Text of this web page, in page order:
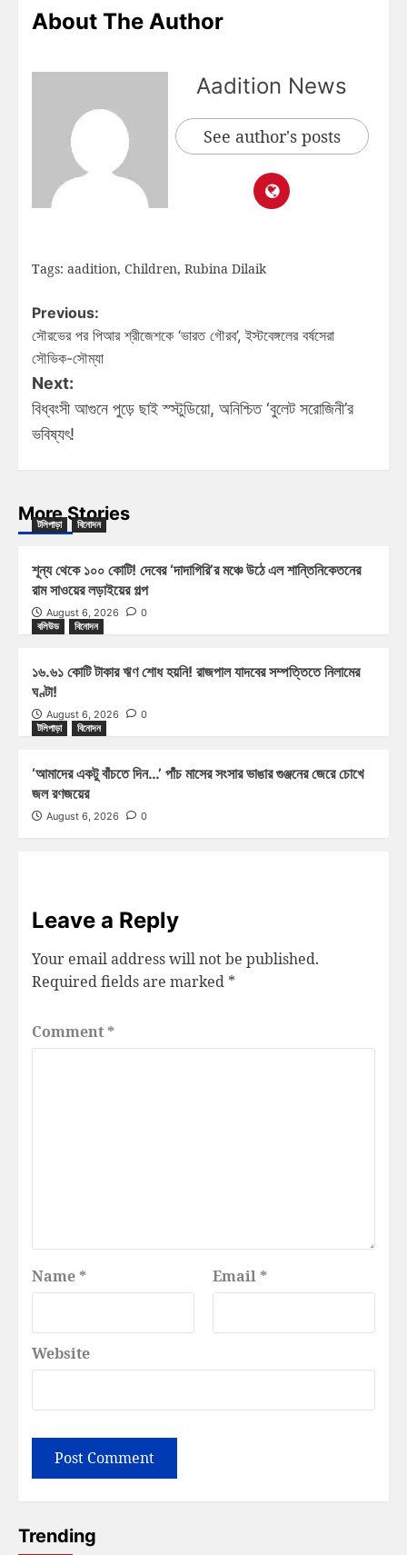
About The Author
Aadition News
See author's posts
Tags: aadition, Children, Rubina Dilaik
Previous:
সৌরভের পর পিআর শ্রীজেশকে ‘ভারত গৌরব’, ইস্টবেঙ্গলের বর্ষসেরা
সৌভিক-সৌম্যা
Next:
বিধ্বংসী আগুনে পুড়ে ছাই স্স্টুডিয়ো, অনিশ্চিত ‘বুলেট সরোজিনী’র
ভবিষ্যৎ!
More Stories
টলিপাড়া বিনোদন
শূন্য থেকে ১০০ কোটি! দেবের ‘দাদাগিরি’র মঞ্চে উঠে এল শান্তিনিকেতনের
রাম সাওয়ের লড়াইয়ের গল্প
August 6, 2026
0
বলিউড
বিনোদন
১৬.৬১ কোটি টাকার ঋণ শোধ হয়নি! রাজপাল যাদবের সম্পত্তিতে নিলামের
ঘণ্টা!
August 6, 2026
0
টলিপাড়া
বিনোদন
‘আমাদের একটু বাঁচতে দিন…’ পাঁচ মাসের সংসার ভাঙার গুঞ্জনের জেরে চোখে
জল রণজয়ের
August 6, 2026 0
Leave a Reply
Your email address will not be published.
Required fields are marked *
Comment *
Name * Email *
Website
Trending